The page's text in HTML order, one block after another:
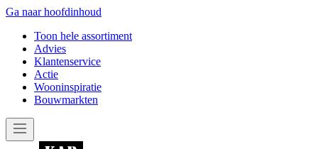
Ga naar hoofdinhoud
Toon hele assortiment
Advies
Klantenservice
Actie
Wooninspiratie
Bouwmarkten